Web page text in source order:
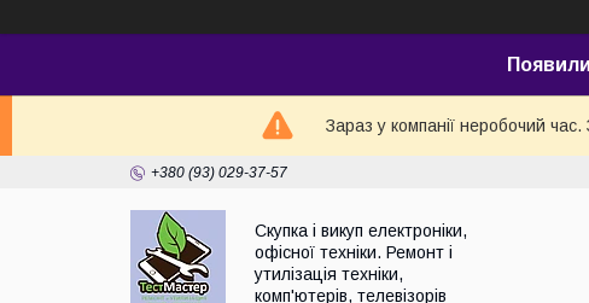
Зараз у компанії неробочий
+380 (93) 029-37-57
Скупка і викуп електроніки,
офісної техніки. Ремонт і
утилізація техніки,
комп'ютерів, телевізорів